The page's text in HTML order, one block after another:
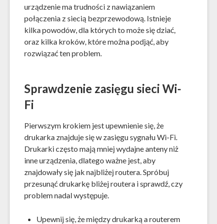
urządzenie ma trudności z nawiązaniem
połączenia z siecią bezprzewodową. Istnieje
kilka powodów, dla których to może się dziać,
oraz kilka kroków, które można podjąć, aby
rozwiązać ten problem.
Sprawdzenie zasięgu sieci Wi-
Fi
Pierwszym krokiem jest upewnienie się, że
drukarka znajduje się w zasięgu sygnału Wi-Fi.
Drukarki często mają mniej wydajne anteny niż
inne urządzenia, dlatego ważne jest, aby
znajdowały się jak najbliżej routera. Spróbuj
przesunąć drukarkę bliżej routera i sprawdź, czy
problem nadal występuje.
Upewnij się, że między drukarką a routerem